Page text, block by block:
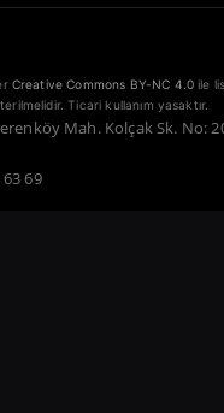
Creative Commons BY-NC 4.0 ile
Ticari kullanım yasaktır.
Mah. Kolçak Sk. No:
69